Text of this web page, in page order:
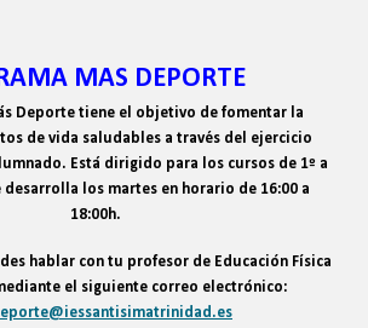
MAS DEPORTE
Deporte tiene el objetivo de fomentar la
de vida saludables a través del ejercicio
Está dirigido para los cursos de 1º a
desarrolla los martes en horario de 16:00 a
18:00h.
hablar con tu profesor de Educación Física
el siguiente correo electrónico: